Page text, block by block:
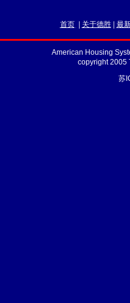
首页 | 关于德胜| 最
American Housing
copyright 2005
苏